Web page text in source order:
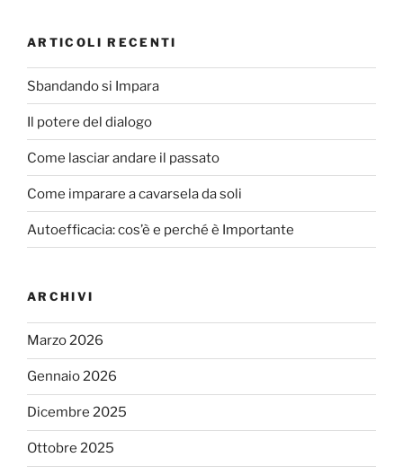
k
ARTICOLI RECENTI
Sbandando si Impara
Il potere del dialogo
Come lasciar andare il passato
Come imparare a cavarsela da soli
Autoefficacia: cos’è e perché è Importante
ARCHIVI
Marzo 2026
Gennaio 2026
Dicembre 2025
Ottobre 2025